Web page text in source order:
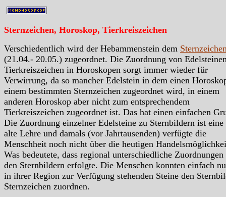
Sternzeichen, Horoskop, Tierkreiszeichen
Verschiedentlich wird der Hebammenstein dem
(21.04.- 20.05.) zugeordnet. Die Zuordnung von
Tierkreiszeichen in Horoskopen sorgt immer wieder für
Verwirrung, da so mancher Edelstein in dem einen
einem bestimmten Sternzeichen zugeordnet wird, in einem
anderen Horoskop aber nicht zum entsprechendem
Tierkreiszeichen zugeordnet ist. Das hat einen einfachen
Die Zuordnung einzelner Edelsteine zu Sternbildern ist eine
alte Lehre und damals (vor Jahrtausenden) verfügte die
Menschheit noch nicht über die heutigen
Was bedeutete, dass regional unterschiedliche Zuordnungen
den Sternbildern erfolgte. Die Menschen konnten einfach
in ihrer Region zur Verfügung stehenden Steine den
Sternzeichen zuordnen.